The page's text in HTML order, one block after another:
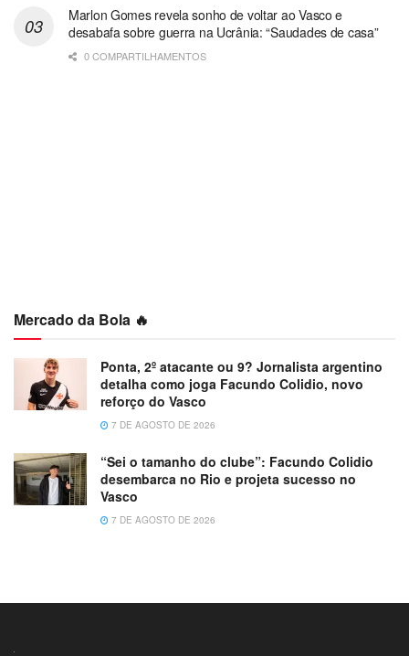
Marlon Gomes revela sonho de voltar ao Vasco e
desabafa sobre guerra na Ucrânia: “Saudades de casa”
0 COMPARTILHAMENTOS
Mercado da Bola 🔥
Ponta, 2º atacante ou 9? Jornalista argentino
detalha como joga Facundo Colidio, novo
reforço do Vasco
7 DE AGOSTO DE 2026
“Sei o tamanho do clube”: Facundo Colidio
desembarca no Rio e projeta sucesso no
Vasco
7 DE AGOSTO DE 2026